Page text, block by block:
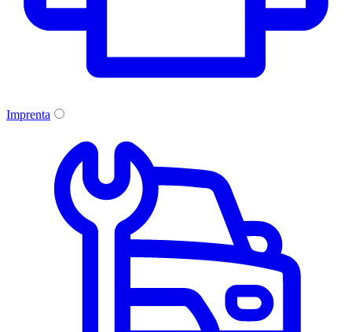
Imprenta